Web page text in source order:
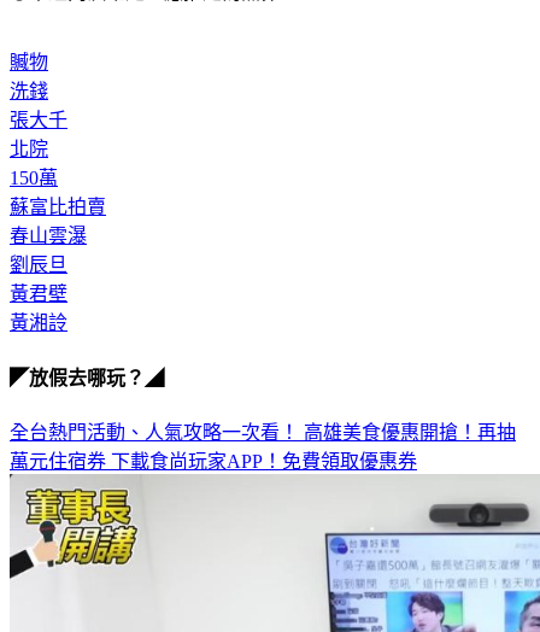
洗錢
張大千
北院
150萬
蘇富比拍賣
春山雲瀑
劉辰旦
黃君壁
黃湘詅
萬元住宿券下載食尚玩家APP！免費領取優惠券